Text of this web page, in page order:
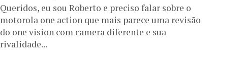
Queridos, eu sou Roberto e preciso falar sobre o
motorola one action que mais parece uma revisão
do one vision com camera diferente e sua
rivalidade...